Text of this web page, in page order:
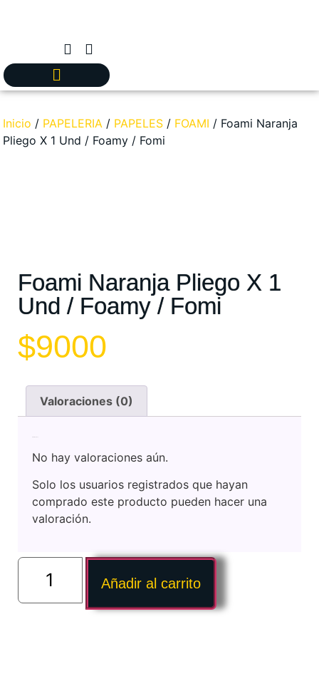
Inicio / PAPELERIA / PAPELES / FOAMI / Foami Naranja
Pliego X 1 Und / Foamy / Fomi
Foami Naranja Pliego X 1
Und / Foamy / Fomi
$9000
Valoraciones (0)
No hay valoraciones aún.
Solo los usuarios registrados que hayan
comprado este producto pueden hacer una
valoración.
Añadir al carrito